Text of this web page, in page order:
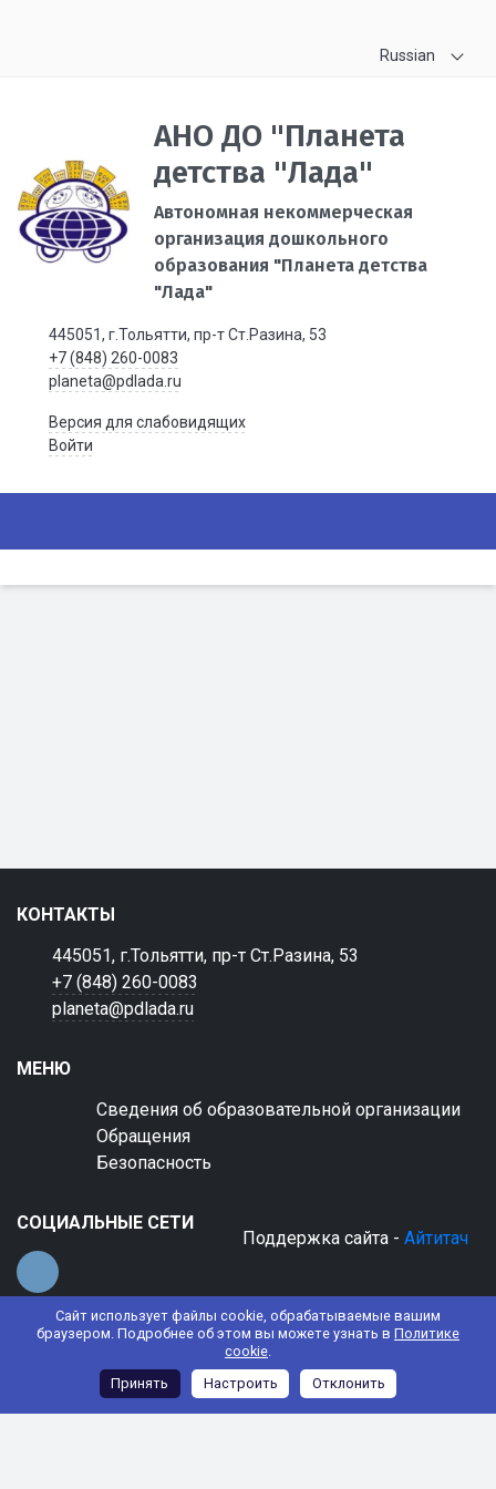
Сайт использует файлы cookie, обрабатываемые вашим
браузером. Подробнее об этом вы можете узнать в Политике
cookie.
Принять
Настроить Отклонить
Russian
АНО ДО "Планета
детства "Лада"
Автономная некоммерческая
организация дошкольного
образования "Планета детства
"Лада"
445051, г.Тольятти, пр-т Ст.Разина, 53
+7 (848) 260-0083
planeta@pdlada.ru
Версия для слабовидящих
Войти
КОНТАКТЫ
445051, г.Тольятти, пр-т Ст.Разина, 53
+7 (848) 260-0083
planeta@pdlada.ru
МЕНЮ
Сведения об образовательной организации
Обращения
Безопасность
СОЦИАЛЬНЫЕ СЕТИ
Поддержка сайта - Айтитач
© 2022 АНО ДО "Планета детства "Лада"